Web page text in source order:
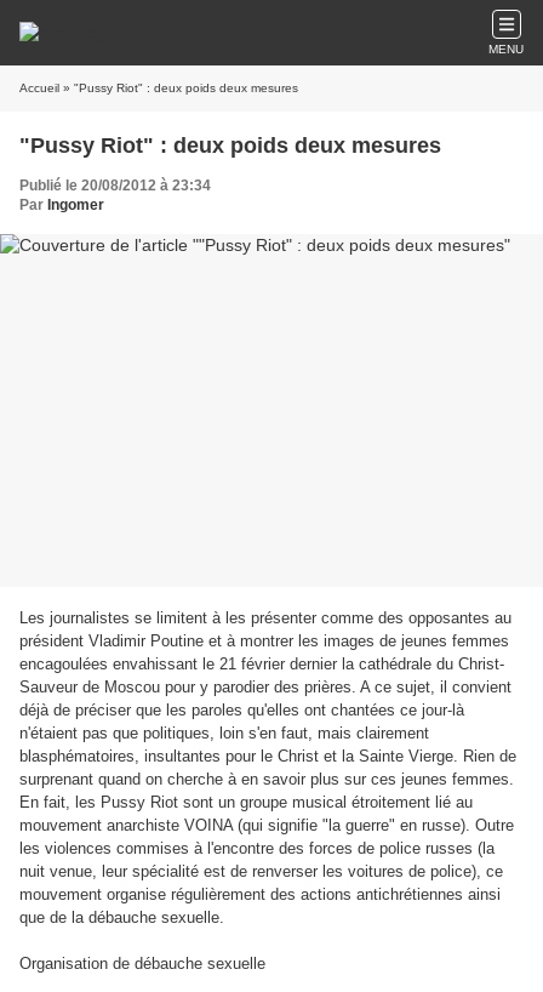
MENU
Accueil » "Pussy Riot" : deux poids deux mesures
"Pussy Riot" : deux poids deux mesures
Publié le 20/08/2012 à 23:34
Par Ingomer
Les journalistes se limitent à les présenter comme des opposantes au
président Vladimir Poutine et à montrer les images de jeunes femmes
encagoulées envahissant le 21 février dernier la cathédrale du Christ-
Sauveur de Moscou pour y parodier des prières. A ce sujet, il convient
déjà de préciser que les paroles qu'elles ont chantées ce jour-là
n'étaient pas que politiques, loin s'en faut, mais clairement
blasphématoires, insultantes pour le Christ et la Sainte Vierge. Rien de
surprenant quand on cherche à en savoir plus sur ces jeunes femmes.
En fait, les Pussy Riot sont un groupe musical étroitement lié au
mouvement anarchiste VOINA (qui signifie "la guerre" en russe). Outre
les violences commises à l'encontre des forces de police russes (la
nuit venue, leur spécialité est de renverser les voitures de police), ce
mouvement organise régulièrement des actions antichrétiennes ainsi
que de la débauche sexuelle.
Organisation de débauche sexuelle